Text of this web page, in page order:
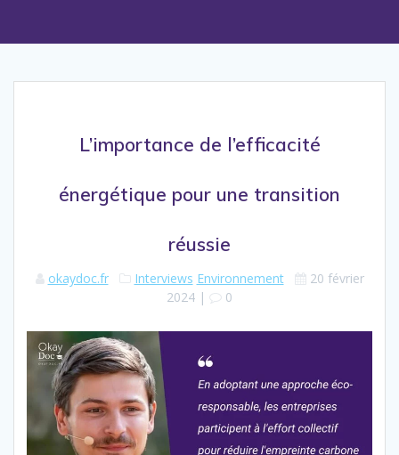
L’importance de l’efficacité
énergétique pour une transition
réussie
okaydoc.fr Interviews Environnement
20 février
2024 | 0